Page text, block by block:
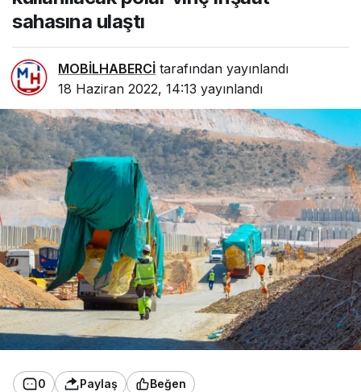
sahasına ulaştı
MOBİLHABERCİ tarafından yayınlandı
18 Haziran 2022, 14:13 yayınlandı
0 Paylaş Beğen